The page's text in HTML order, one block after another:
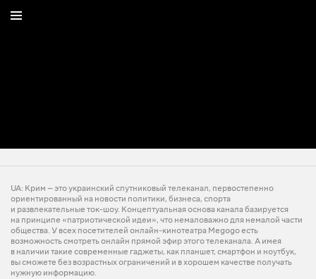
UA: Крим — это украинский спутниковый телеканал, первостепенно
ориентированный на новости политики, бизнеса, спорта
и развлекательные ток-шоу. Концептуальная основа канала базируется
на принципе «патриотической идеи», что немаловажно для немалой части
общества. У всех посетителей онлайн-кинотеатра Megogo есть
возможность смотреть онлайн прямой эфир этого телеканала. А имея
в наличии такие современные гаджеты, как планшет, смартфон и ноутбук,
вы сможете без возрастных ограничений и в хорошем качестве получать
нужную информацию.